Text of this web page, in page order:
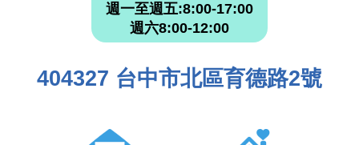
週一至週五:8:00-17:00
週六8:00-12:00
404327 台中市北區育德路2號